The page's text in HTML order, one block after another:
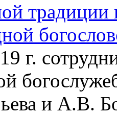
г.
и А.В.